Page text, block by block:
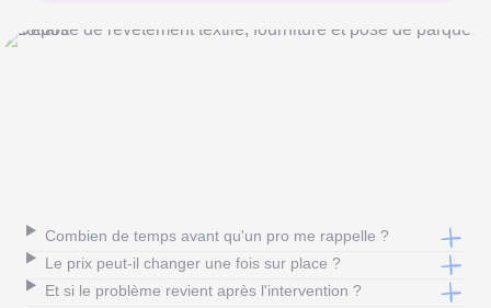
Combien de temps avant qu'un pro me rappelle ?
Le prix peut-il changer une fois sur place ?
Et si le problème revient après l'intervention ?